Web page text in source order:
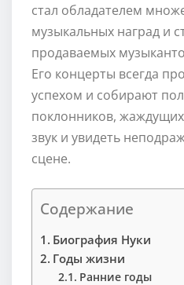
стал обладателем
музыкальных наград и
продаваемых
Его концерты всегда
успехом и собирают
поклонников,
звук и увидеть
сцене.
Содержание
Биография Нуки
Годы жизни
Ранние годы